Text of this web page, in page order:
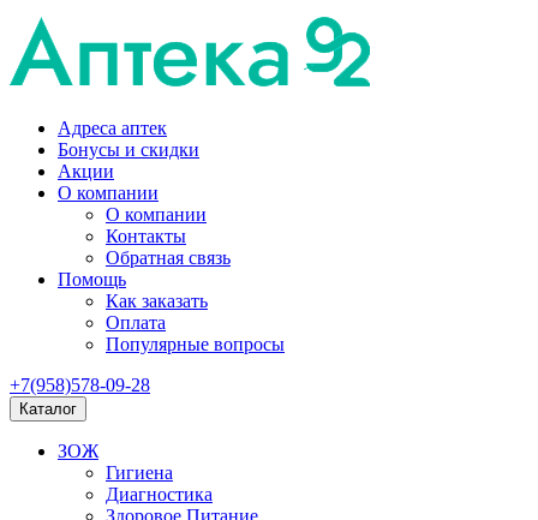
Адреса аптек
Бонусы и скидки
Акции
О компании
О компании
Контакты
Обратная связь
Помощь
Как заказать
Оплата
Популярные вопросы
+7(958)578-09-28
Каталог
ЗОЖ
Гигиена
Диагностика
Здоровое Питание